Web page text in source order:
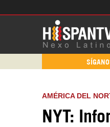
AMÉRICA DEL
NYT: